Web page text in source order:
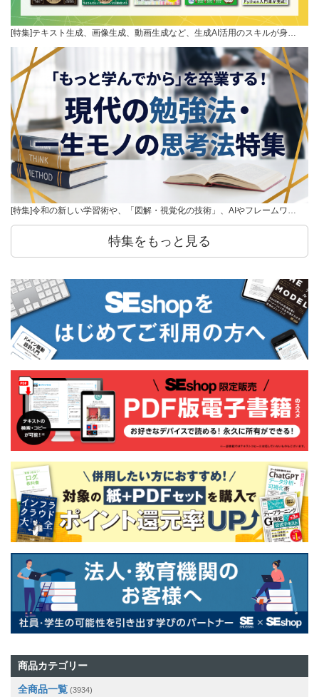
[特集]テキスト生成、画像生成、動画生成など、生成AI活用のスキルが身…
[特集]令和の新しい学習術や、「図解・視覚化の技術」、AIやフレームワ…
特集をもっと見る
商品カテゴリー
全商品一覧 (3934)